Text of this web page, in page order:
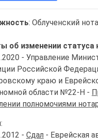
: Облученский
об изменении статуса
- Управление
Российской
краю и
области №22-Н -
полномочиями
:
- Сдал - Еврейская